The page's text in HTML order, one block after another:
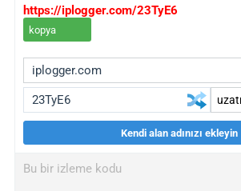
https://iplogger.com/23TyE6
kopya
wl.gl
Kendi alan adınızı ekleyin
Bu bir izleme kodu